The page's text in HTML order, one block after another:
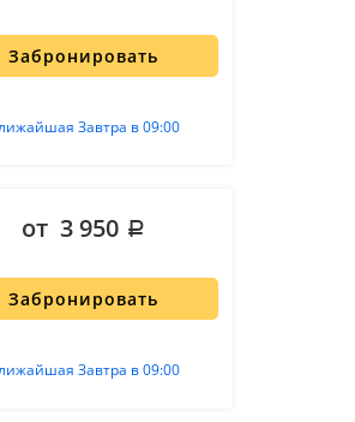
Забронировать
Завтра в 09:00
Забронировать
Завтра в 09:00
от 3 950